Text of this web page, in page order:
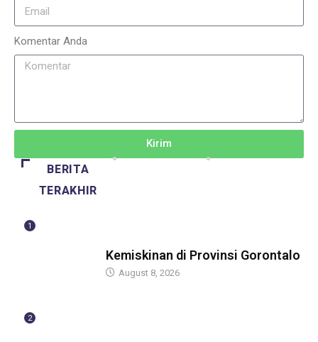
Komentar Anda
Kirim
BERITA
TERAKHIR
1
Kemiskinan di Provinsi Gorontalo
August 8, 2026
2